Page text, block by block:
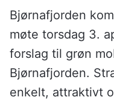
r
e
n
k
o
r
:
Bjørnafjorden
møte torsdag 3.
forslag til grøn
Bjørnafjorden.
enkelt, attraktivt